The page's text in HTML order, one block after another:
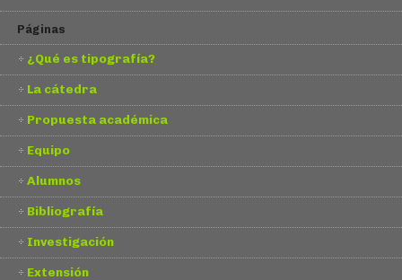
Páginas
¿Qué es tipografía?
La cátedra
Propuesta académica
Equipo
Alumnos
Bibliografía
Investigación
Extensión